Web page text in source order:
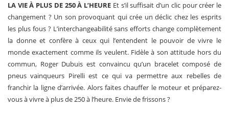
LA VIE À PLUS DE 250 À L’HEURE Et s’il suffisait d’un clic pour créer le
changement ? Un son provoquant qui crée un déclic chez les esprits
les plus fous ? L’interchangeabilité sans efforts change complètement
la donne et confère à ceux qui l’entendent le pouvoir de vivre le
monde exactement comme ils veulent. Fidèle à son attitude hors du
commun, Roger Dubuis est convaincu qu’un bracelet composé de
pneus vainqueurs Pirelli est ce qui va permettre aux rebelles de
franchir la ligne d’arrivée. Alors faites chauffer le moteur et préparez-
vous à vivre à plus de 250 à l’heure. Envie de frissons ?